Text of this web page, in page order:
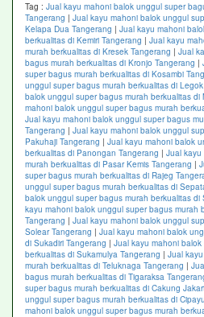
Tag : Jual kayu mahoni balok unggul super
Tangerang | Jual kayu mahoni balok unggul
Kelapa Dua Tangerang | Jual kayu mahoni
berkualitas di Kemiri Tangerang | Jual kayu
murah berkualitas di Kresek Tangerang | Jual
bagus murah berkualitas di Kronjo Tangerang |
super bagus murah berkualitas di Kosambi
unggul super bagus murah berkualitas di
balok unggul super bagus murah berkualitas di
mahoni balok unggul super bagus murah
Jual kayu mahoni balok unggul super bagus
Tangerang | Jual kayu mahoni balok unggul
Pakuhaji Tangerang | Jual kayu mahoni balok
berkualitas di Panongan Tangerang | Jual
murah berkualitas di Pasar Kemis Tangerang |
super bagus murah berkualitas di Rajeg
unggul super bagus murah berkualitas di
balok unggul super bagus murah berkualitas di
kayu mahoni balok unggul super bagus murah
Tangerang | Jual kayu mahoni balok unggul
Solear Tangerang | Jual kayu mahoni balok
di Sukadiri Tangerang | Jual kayu mahoni
berkualitas di Sukamulya Tangerang | Jual
murah berkualitas di Teluknaga Tangerang |
bagus murah berkualitas di Tigaraksa
super bagus murah berkualitas di Cakung
unggul super bagus murah berkualitas di
mahoni balok unggul super bagus murah